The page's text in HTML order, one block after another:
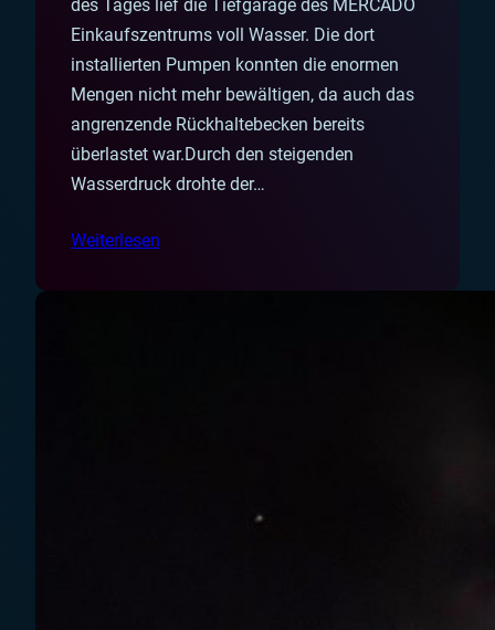
des Tages lief die Tiefgarage des MERCADO
Einkaufszentrums voll Wasser. Die dort
installierten Pumpen konnten die enormen
Mengen nicht mehr bewältigen, da auch das
angrenzende Rückhaltebecken bereits
überlastet war.Durch den steigenden
Wasserdruck drohte der…
Weiterlesen